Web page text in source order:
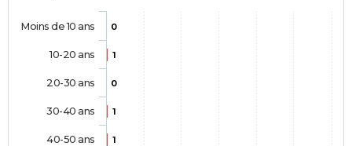
0
1
0
1
1
Moins de 10 ans
10-20 ans
20-30 ans
30-40 ans
40-50 ans